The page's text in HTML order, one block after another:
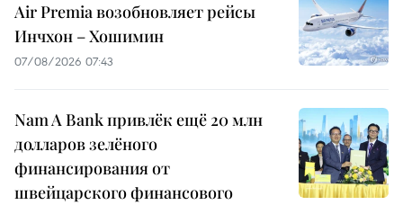
Air Premia возобновляет рейсы
Инчхон – Хошимин
07/08/2026 07:43
Nam A Bank привлёк ещё 20 млн
долларов зелёного
финансирования от
швейцарского финансового